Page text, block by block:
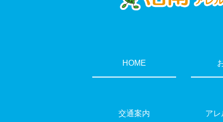
HOME
交通案内 アレ